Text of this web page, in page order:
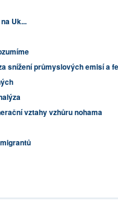
Uk...
snížení průmyslových emisí a
vztahy vzhůru nohama